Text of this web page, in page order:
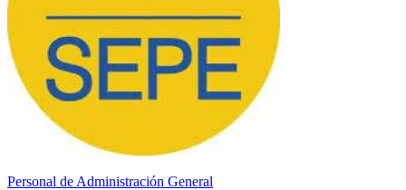
Personal de Administración General